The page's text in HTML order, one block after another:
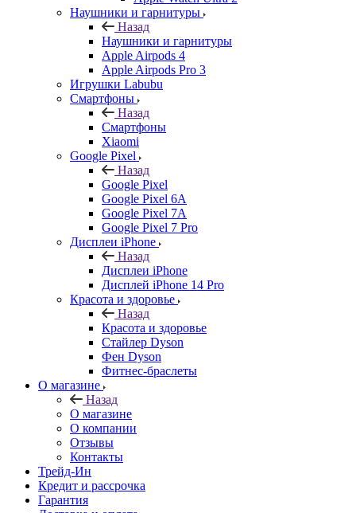
Наушники и гарнитуры
Назад
Наушники и гарнитуры
Apple Airpods 4
Apple Airpods Pro 3
Игрушки Labubu
Смартфоны
Назад
Смартфоны
Xiaomi
Google Pixel
Назад
Google Pixel
Google Pixel 6A
Google Pixel 7А
Google Pixel 7 Pro
Дисплеи iPhone
Назад
Дисплеи iPhone
Дисплей iPhone 14 Pro
Красота и здоровье
Назад
Красота и здоровье
Стайлер Dyson
Фен Dyson
Фитнес-браслеты
О магазине
Назад
О магазине
О компании
Отзывы
Контакты
Трейд-Ин
Кредит и рассрочка
Гарантия